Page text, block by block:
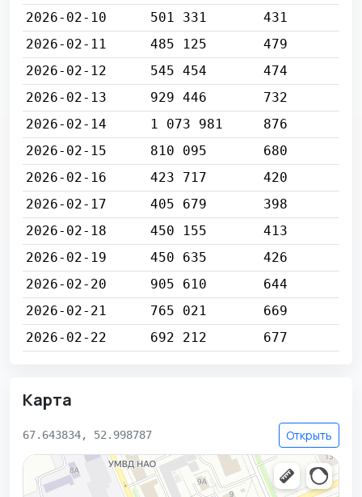
2026-02-10
501 331
431
2026-02-11
485 125
479
2026-02-12
545 454
474
2026-02-13
929 446
732
2026-02-14
1 073 981
876
2026-02-15
810 095
680
2026-02-16
423 717
420
2026-02-17
405 679
398
2026-02-18
450 155
413
2026-02-19
450 635
426
2026-02-20
905 610
644
2026-02-21
765 021
669
2026-02-22
692 212 677
Карта
67.643834, 52.998787 Открыть